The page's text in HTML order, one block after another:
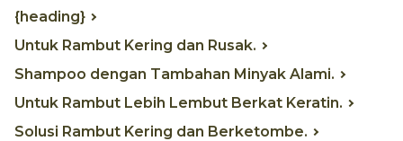
{heading}
Untuk Rambut Kering dan Rusak.
Shampoo dengan Tambahan Minyak Alami.
Untuk Rambut Lebih Lembut Berkat Keratin.
Solusi Rambut Kering dan Berketombe.